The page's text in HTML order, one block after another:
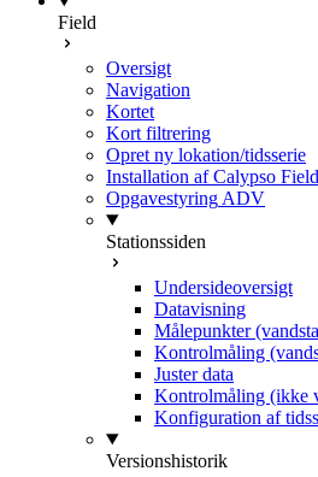
Field
Oversigt
Navigation
Kortet
Kort filtrering
Opret ny lokation/tidsserie
Installation af Calypso
Opgavestyring ADV
Stationssiden
Undersideoversigt
Datavisning
Målepunkter
Kontrolmåling
Juster data
Kontrolmåling (ikke
Konfiguration af
Versionshistorik